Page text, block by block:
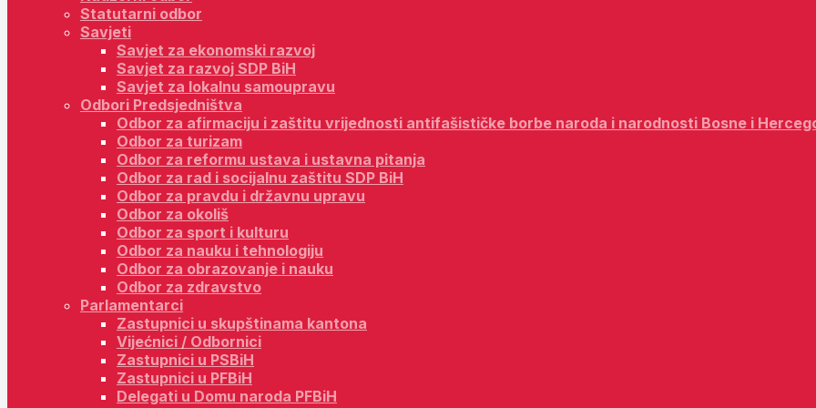
Statutarni odbor
Savjeti
Savjet za ekonomski razvoj
Savjet za razvoj SDP BiH
Savjet za lokalnu samoupravu
Odbori Predsjedništva
Odbor za afirmaciju i zaštitu vrijednosti antifašističke borbe naroda i narodnosti Bosne i
Odbor za turizam
Odbor za reformu ustava i ustavna pitanja
Odbor za rad i socijalnu zaštitu SDP BiH
Odbor za pravdu i državnu upravu
Odbor za okoliš
Odbor za sport i kulturu
Odbor za nauku i tehnologiju
Odbor za obrazovanje i nauku
Odbor za zdravstvo
Parlamentarci
Zastupnici u skupštinama kantona
Vijećnici / Odbornici
Zastupnici u PSBiH
Zastupnici u PFBiH
Delegati u Domu naroda PFBiH